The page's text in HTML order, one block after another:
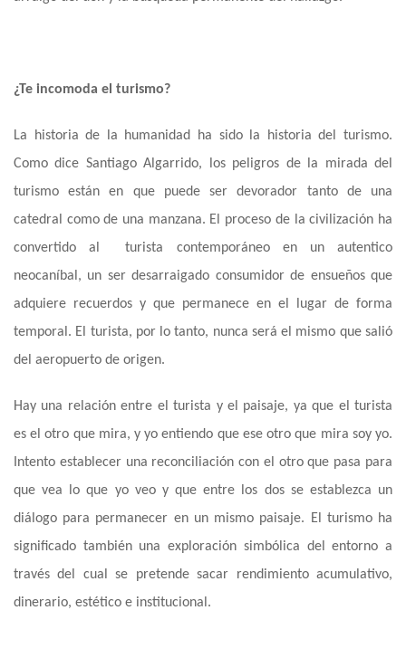
¿Te incomoda el turismo?
La historia de la humanidad ha sido la historia del turismo.
Como dice Santiago Algarrido, los peligros de la mirada del
turismo están en que puede ser devorador tanto de una
catedral como de una manzana. El proceso de la civilización ha
convertido al
turista contemporáneo en un autentico
neocaníbal, un ser desarraigado consumidor de ensueños que
adquiere recuerdos y que permanece en el lugar de forma
temporal. El turista, por lo tanto, nunca será el mismo que salió
del aeropuerto de origen.
Hay una relación entre el turista y el paisaje, ya que el turista
es el otro que mira, y yo entiendo que ese otro que mira soy yo.
Intento establecer una reconciliación con el otro que pasa para
que vea lo que yo veo y que entre los dos se establezca un
diálogo para permanecer en un mismo paisaje. El turismo ha
significado también una exploración simbólica del entorno a
través del cual se pretende sacar rendimiento acumulativo,
dinerario, estético e institucional.